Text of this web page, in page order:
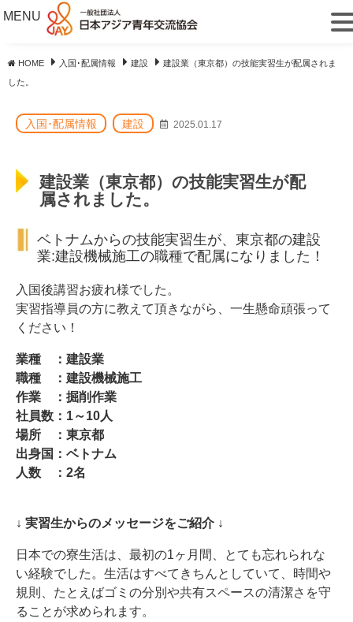
HOME 入国･配属情報 建設
建設業（東京都）の技能実習生が配属されま
した。
入国･配属情報 建設 2025.01.17
建設業（東京都）の技能実習生が配
属されました。
ベトナムからの技能実習生が、東京都の建設
業:建設機械施工の職種で配属になりました！
入国後講習お疲れ様でした。
実習指導員の方に教えて頂きながら、一生懸命頑張って
ください！
業種 ：建設業
職種 ：建設機械施工
作業 ：掘削作業
社員数：1～10人
場所 ：東京都
出身国：ベトナム
人数 ：2名
↓ 実習生からのメッセージをご紹介 ↓
日本での寮生活は、最初の1ヶ月間、とても忘れられな
い経験でした。生活はすべてきちんとしていて、時間や
規則、たとえばゴミの分別や共有スペースの清潔さを守
ることが求められます。
MENU